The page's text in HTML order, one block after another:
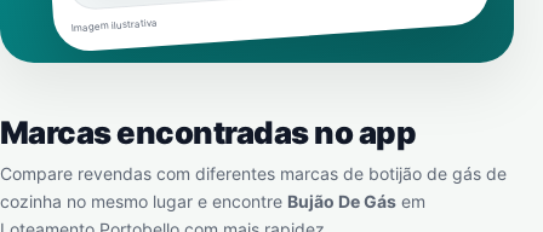
Imagem ilustrativa
Marcas encontradas no app
Compare revendas com diferentes marcas de botijão de gás de
cozinha no mesmo lugar e encontre Bujão De Gás em